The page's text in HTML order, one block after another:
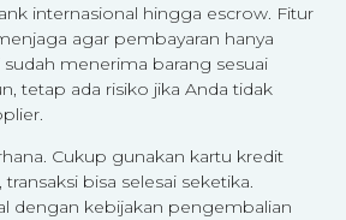
internasional hingga escrow. Fitur
agar pembayaran hanya
menerima barang sesuai
tetap ada risiko jika Anda tidak
Cukup gunakan kartu kredit
bisa selesai seketika.
dengan kebijakan pengembalian